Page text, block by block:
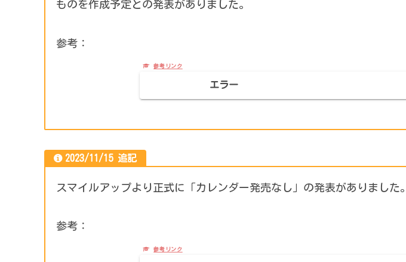
ものを作成予定との発表がありました。
参考：
エラー
2023/11/15 追記
スマイルアップより正式に「カレンダー発売なし」の発表がありました。
参考：